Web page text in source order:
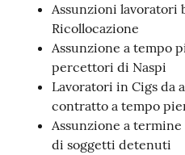
Assunzioni lavoratori
Ricollocazione
Assunzione a tempo
percettori di Naspi
Lavoratori in Cigs da
contratto a tempo
Assunzione a
di soggetti detenuti